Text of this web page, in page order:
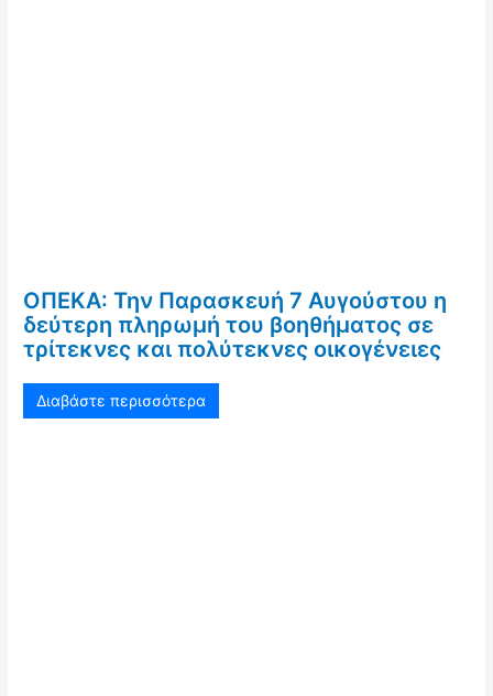
ΟΠΕΚΑ: Την Παρασκευή 7 Αυγούστου η
δεύτερη πληρωμή του βοηθήματος σε
τρίτεκνες και πολύτεκνες οικογένειες
Διαβάστε περισσότερα